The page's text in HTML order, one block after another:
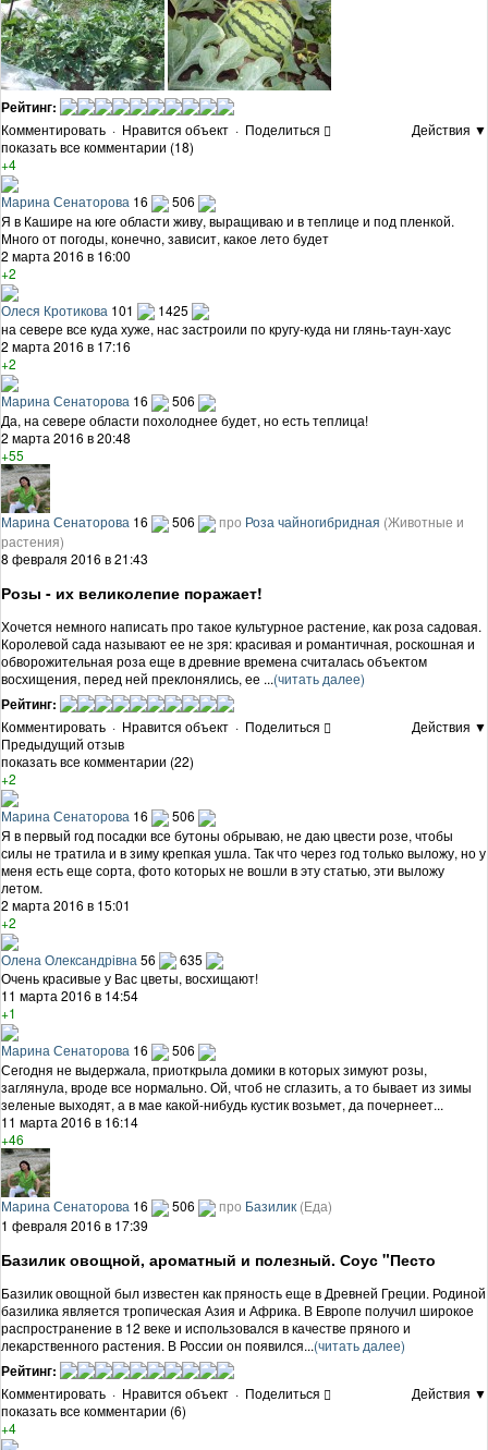
Рейтинг:
Комментировать · Нравится объект · Поделиться
Действия ▼
показать все комментарии (18)
+4
Марина Сенаторова 16
506
Я в Кашире на юге области живу, выращиваю и в теплице и под пленкой.
Много от погоды, конечно, зависит, какое лето будет
2 марта 2016 в 16:00
+2
Олеся Кротикова 101
1425
на севере все куда хуже, нас застроили по кругу-куда ни глянь-таун-хаус
2 марта 2016 в 17:16
+2
Марина Сенаторова 16
506
Да, на севере области похолоднее будет, но есть теплица!
2 марта 2016 в 20:48
+55
Марина Сенаторова 16 506 про Роза чайногибридная (Животные и
растения)
8 февраля 2016 в 21:43
Розы - их великолепие поражает!
Хочется немного написать про такое культурное растение, как роза садовая.
Королевой сада называют ее не зря: красивая и романтичная, роскошная и
обворожительная роза еще в древние времена считалась объектом
восхищения, перед ней преклонялись, ее ...(читать далее)
Рейтинг:
Комментировать · Нравится объект · Поделиться
Действия ▼
Предыдущий отзыв
показать все комментарии (22)
+2
Марина Сенаторова 16
506
Я в первый год посадки все бутоны обрываю, не даю цвести розе, чтобы
силы не тратила и в зиму крепкая ушла. Так что через год только выложу, но у
меня есть еще сорта, фото которых не вошли в эту статью, эти выложу
летом.
2 марта 2016 в 15:01
+2
Олена Олександрівна 56
635
Очень красивые у Вас цветы, восхищают!
11 марта 2016 в 14:54
+1
Марина Сенаторова 16
506
Сегодня не выдержала, приоткрыла домики в которых зимуют розы,
заглянула, вроде все нормально. Ой, чтоб не сглазить, а то бывает из зимы
зеленые выходят, а в мае какой-нибудь кустик возьмет, да почернеет...
11 марта 2016 в 16:14
+46
Марина Сенаторова 16 506 про Базилик (Еда)
1 февраля 2016 в 17:39
Базилик овощной, ароматный и полезный. Соус "Песто
Базилик овощной был известен как пряность еще в Древней Греции. Родиной
базилика является тропическая Азия и Африка. В Европе получил широкое
распространение в 12 веке и использовался в качестве пряного и
лекарственного растения. В России он появился...(читать далее)
Рейтинг:
Комментировать · Нравится объект · Поделиться
Действия ▼
показать все комментарии (6)
+4